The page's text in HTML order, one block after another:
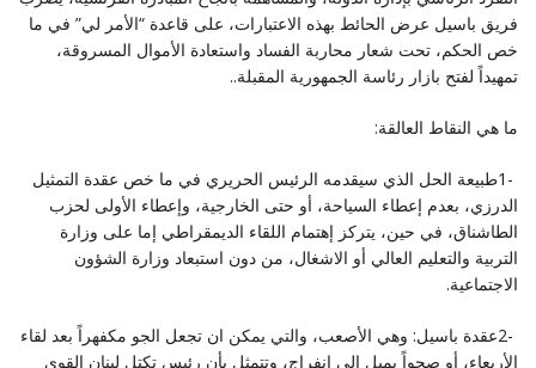
فريق باسيل عرض الحائط بهذه الاعتبارات، على قاعدة “الأمر لي” في ما
خص ‏الحكم، تحت شعار محاربة الفساد واستعادة الأموال المسروقة،
تمهيداً لفتح بازار رئاسة الجمهورية المقبلة‎..‎
ما هي النقاط العالقة‎:‎
‎1- ‎طبيعة الحل الذي سيقدمه الرئيس الحريري في ما خص عقدة التمثيل
الدرزي، بعدم إعطاء السياحة، أو حتى ‏الخارجية، وإعطاء الأولى لحزب
الطاشناق، في حين، يتركز إهتمام اللقاء الديمقراطي إما على وزارة
التربية والتعليم ‏العالي أو الاشغال، من دون استبعاد وزارة الشؤون
الاجتماعية‎.‎
‎2- ‎عقدة باسيل: وهي الأصعب، والتي يمكن ان تجعل الجو مكفهراً بعد لقاء
الأربعاء، أو صحواً يميل إلى انفراج، ‏وتتمثل بأن رئيس تكتل لبنان القوي